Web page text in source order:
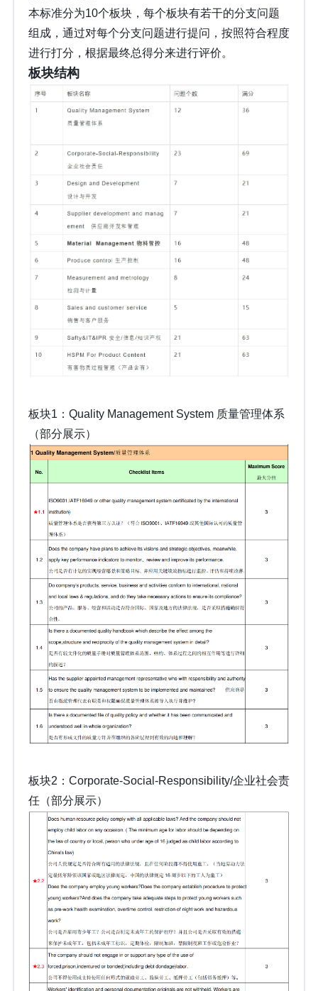
本标准分为10个板块，每个板块有若干的分支问题
组成，通过对每个分支问题进行提问，按照符合程度
进行打分，根据最终总得分来进行评价。
板块结构
板块1：Quality Management System 质量管理体系
（部分展示）
板块2：Corporate-Social-Responsibility/企业社会责
任（部分展示）